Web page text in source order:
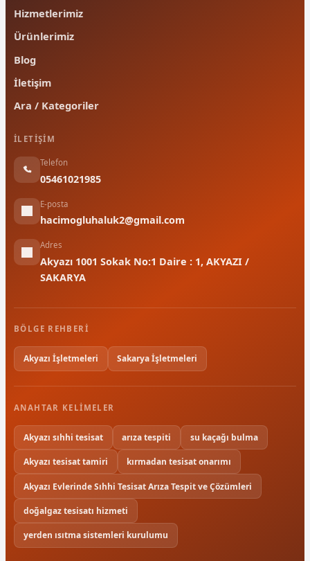
Hizmetlerimiz
Ürünlerimiz
Blog
İletişim
Ara / Kategoriler
İLETIŞIM
Telefon
05461021985
E-posta
hacimogluhaluk2@gmail.com
Adres
Akyazı 1001 Sokak No:1 Daire : 1, AKYAZI /
SAKARYA
BÖLGE REHBERI
Akyazı İşletmeleri Sakarya İşletmeleri
ANAHTAR KELIMELER
Akyazı sıhhi tesisat arıza tespiti su kaçağı bulma
Akyazı tesisat tamiri kırmadan tesisat onarımı
Akyazı Evlerinde Sıhhi Tesisat Arıza Tespit ve Çözümleri
doğalgaz tesisatı hizmeti
yerden ısıtma sistemleri kurulumu